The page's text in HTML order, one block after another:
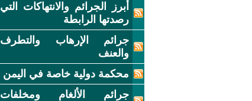
أبرز الجرائم والانتهاكات التي
رصدتها الرابطة
جرائم الإرهاب والتطرف
والعنف
محكمة دولية خاصة في اليمن
جرائم الألغام ومخلفات